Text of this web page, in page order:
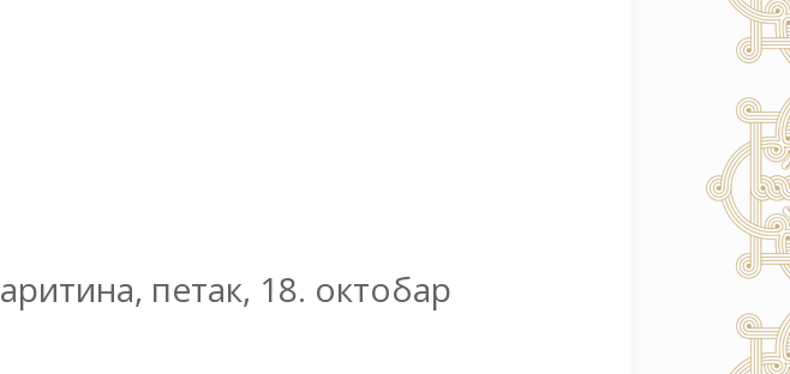
петак, 18. октобар